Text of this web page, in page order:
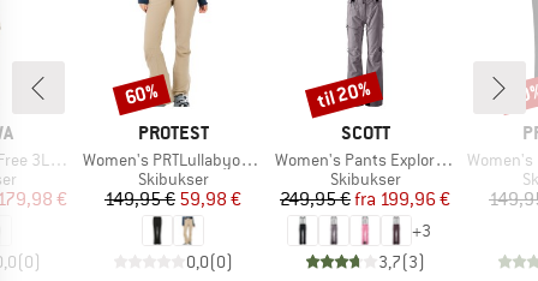
Pants
pris
€
(0)
MÆRKE
PROTEST
Artikel
Women's PRTLullabyos Snowpants
Produktgruppe
Skibukser
Pris
149,95 €Nedsat pris
59,98 €
0,0(0)
Rabat
60%
MÆRKE
SCOTT
Artikel
Women's Pants Explorair 3L
Produktgruppe
Skibukser
Pris
249,95 € Nedsat pris
fra 199,96 €
+3
3,7(3)
Rabat
til 20%
Artikel
Women's